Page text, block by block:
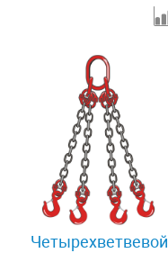
Четырехветвевой